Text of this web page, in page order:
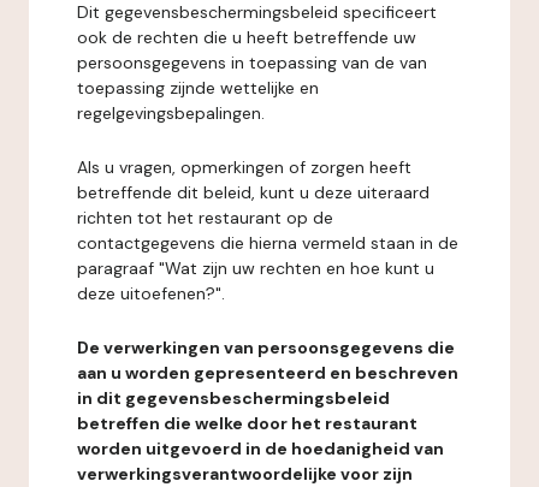
Dit gegevensbeschermingsbeleid specificeert
ook de rechten die u heeft betreffende uw
persoonsgegevens in toepassing van de van
toepassing zijnde wettelijke en
regelgevingsbepalingen.
Als u vragen, opmerkingen of zorgen heeft
betreffende dit beleid, kunt u deze uiteraard
richten tot het restaurant op de
contactgegevens die hierna vermeld staan in de
paragraaf "Wat zijn uw rechten en hoe kunt u
deze uitoefenen?".
De verwerkingen van persoonsgegevens die
aan u worden gepresenteerd en beschreven
in dit gegevensbeschermingsbeleid
betreffen die welke door het restaurant
worden uitgevoerd in de hoedanigheid van
verwerkingsverantwoordelijke voor zijn